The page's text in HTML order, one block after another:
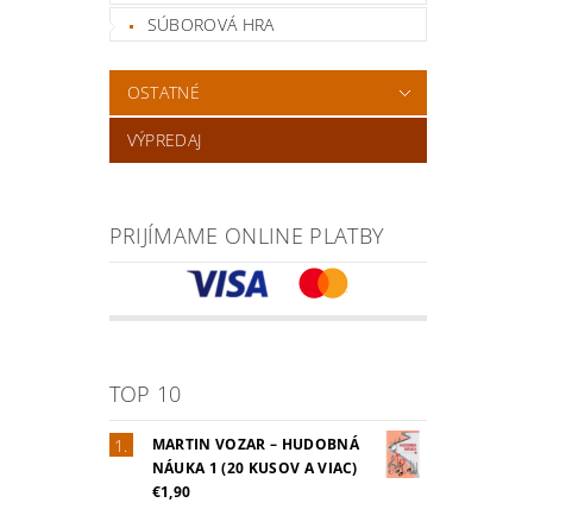
SÚBOROVÁ HRA
OSTATNÉ
VÝPREDAJ
PRIJÍMAME ONLINE PLATBY
TOP 10
MARTIN VOZAR – HUDOBNÁ
NÁUKA 1 (20 KUSOV A VIAC)
€1,90